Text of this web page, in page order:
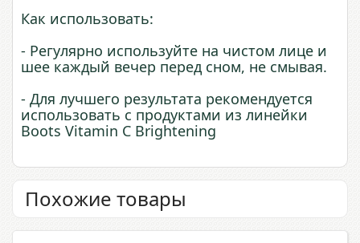
Как использовать:
- Регулярно используйте на чистом лице и
шее каждый вечер перед сном, не смывая.
- Для лучшего результата рекомендуется
использовать с продуктами из линейки
Boots Vitamin C Brightening
Похожие товары